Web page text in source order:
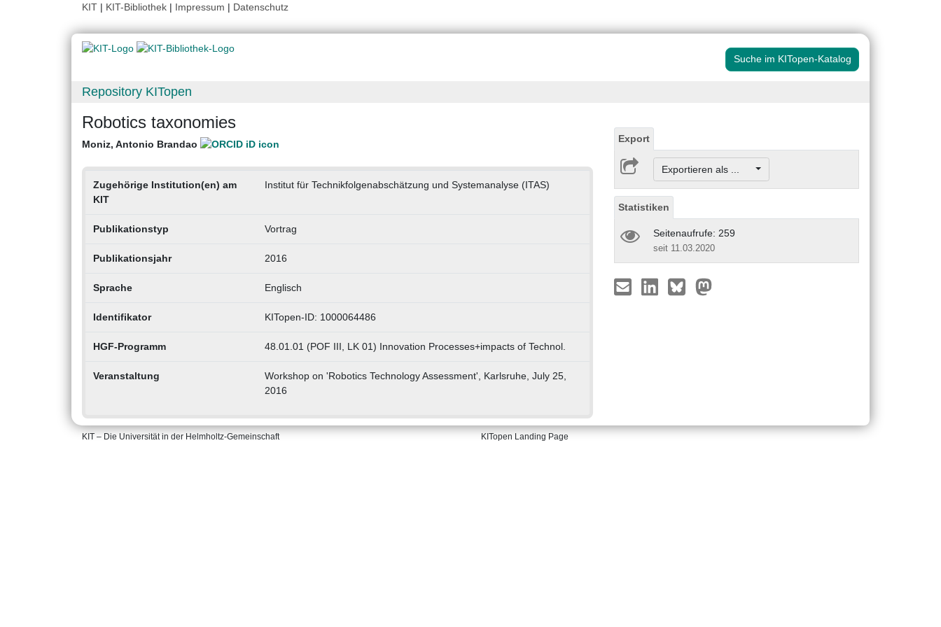
KIT | KIT-Bibliothek | Impressum | Datenschutz
Suche im KITopen-Katalog
Repository KITopen
Robotics taxonomies
Moniz, Antonio Brandao
Zugehörige Institution(en) am
KIT
Institut für Technikfolgenabschätzung und Systemanalyse (ITAS)
Publikationstyp Vortrag
Publikationsjahr 2016
Sprache Englisch
Identifikator KITopen-ID: 1000064486
HGF-Programm 48.01.01 (POF III, LK 01) Innovation Processes+impacts of Technol.
Veranstaltung
Workshop on 'Robotics Technology Assessment', Karlsruhe, July 25,
2016
Export
Exportieren als ...
Statistiken
Seitenaufrufe: 259
seit 11.03.2020
KIT – Die Universität in der Helmholtz-Gemeinschaft KITopen Landing Page